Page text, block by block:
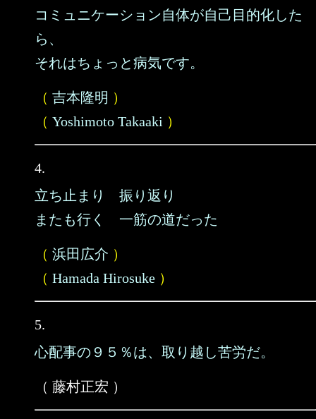
コミュニケーション自体が自己目的化した
ら、
それはちょっと病気です。
（ 吉本隆明 ）
（ Yoshimoto Takaaki ）
4.
立ち止まり 振り返り
またも行く 一筋の道だった
（ 浜田広介 ）
（ Hamada Hirosuke ）
5.
心配事の９５％は、取り越し苦労だ。
（ 藤村正宏 ）